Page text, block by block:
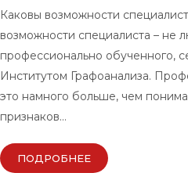
Каковы возможности
возможности специалиста – не
профессионально обученного,
Институтом Графоанализа.
это намного больше, чем
признаков…
ПОДРОБНЕЕ